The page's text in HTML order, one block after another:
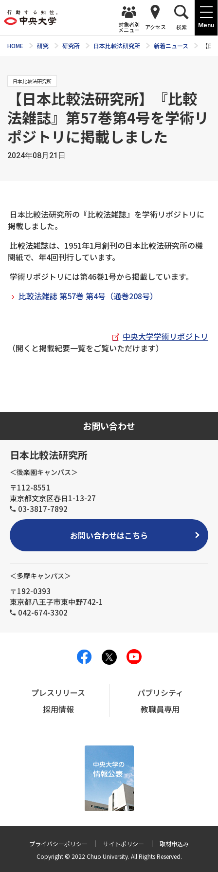
Menu
対象者別
メニュー アクセス 検索
HOME 研究 研究所 日本比較法研究所 新着ニュース 【
日本比較法研究所
【日本比較法研究所】『比較
法雑誌』第57巻第4号を学術リ
ポジトリに掲載しました
2024年08月21日
日本比較法研究所の『比較法雑誌』を学術リポジトリに
掲載しました。
比較法雑誌は、1951年1月創刊の日本比較法研究所の機
関紙で、年4回刊行しています。
学術リポジトリには第46巻1号から掲載しています。
比較法雑誌 第57巻 第4号（通巻208号）
中央大学学術リポジトリ
（開くと掲載紀要一覧をご覧いただけます）
お問い合わせ
日本比較法研究所
＜後楽園キャンパス＞
〒112-8551
東京都文京区春日1-13-27
03-3817-7892
お問い合わせはこちら
＜多摩キャンパス＞
〒192-0393
東京都八王子市東中野742-1
042-674-3302
プレスリリース
パブリシティ
採用情報
教職員専用
プライバシーポリシー サイトポリシー
取材申込み
Copyright © 2022 Chuo University. All Rights Reserved.